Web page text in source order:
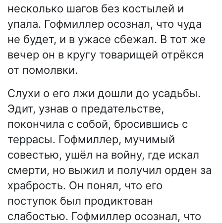
несколько шагов без костылей и
упала. Гофмиллер осознал, что чуда
не будет, и в ужасе сбежал. В тот же
вечер он в кругу товарищей отрёкся
от помолвки.
Слухи о его лжи дошли до усадьбы.
Эдит, узнав о предательстве,
покончила с собой, бросившись с
террасы. Гофмиллер, мучимый
совестью, ушёл на войну, где искал
смерти, но выжил и получил орден за
храбрость. Он понял, что его
поступок был продиктован
слабостью. Гофмиллер осознал, что